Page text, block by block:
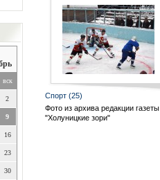
вск
2
9
16
23
30
Спорт (25)
Фото из архива редакции газеты
"Холуницкие зори"